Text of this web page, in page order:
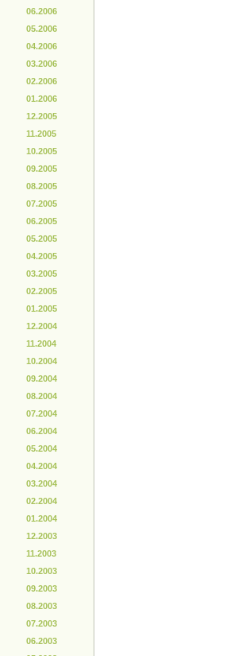
06.2006
05.2006
04.2006
03.2006
02.2006
01.2006
12.2005
11.2005
10.2005
09.2005
08.2005
07.2005
06.2005
05.2005
04.2005
03.2005
02.2005
01.2005
12.2004
11.2004
10.2004
09.2004
08.2004
07.2004
06.2004
05.2004
04.2004
03.2004
02.2004
01.2004
12.2003
11.2003
10.2003
09.2003
08.2003
07.2003
06.2003